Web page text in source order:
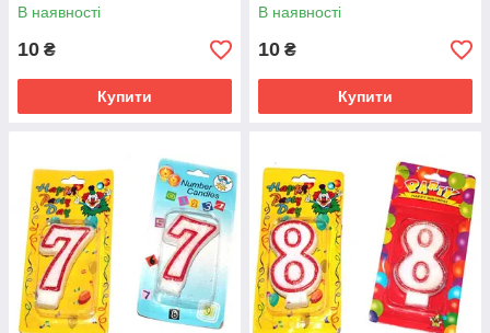
В наявності
10 ₴
Купити
В наявності
10 ₴
Купити